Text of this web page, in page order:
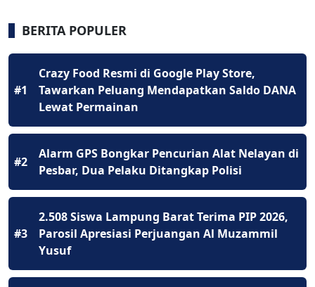
BERITA POPULER
#1
Crazy Food Resmi di Google Play Store,
Tawarkan Peluang Mendapatkan Saldo DANA
Lewat Permainan
#2
Alarm GPS Bongkar Pencurian Alat Nelayan di
Pesbar, Dua Pelaku Ditangkap Polisi
#3
2.508 Siswa Lampung Barat Terima PIP 2026,
Parosil Apresiasi Perjuangan Al Muzammil
Yusuf